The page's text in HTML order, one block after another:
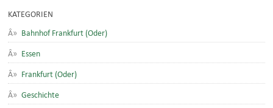
KATEGORIEN
Bahnhof Frankfurt (Oder)
Essen
Frankfurt (Oder)
Geschichte